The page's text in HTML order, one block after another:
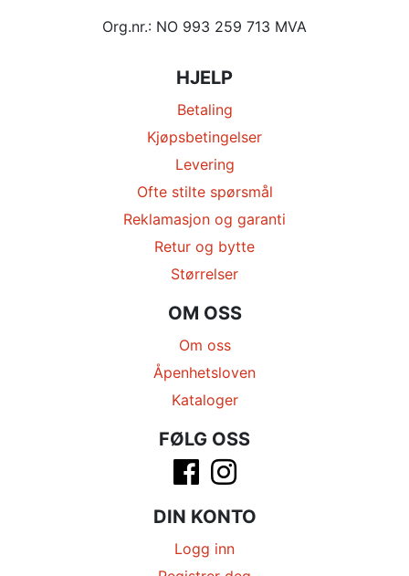
Org.nr.: NO 993 259 713 MVA
HJELP
Betaling
Kjøpsbetingelser
Levering
Ofte stilte spørsmål
Reklamasjon og garanti
Retur og bytte
Størrelser
OM OSS
Om oss
Åpenhetsloven
Kataloger
FØLG OSS
DIN KONTO
Logg inn